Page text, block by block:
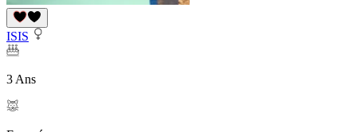
ISIS
3 Ans